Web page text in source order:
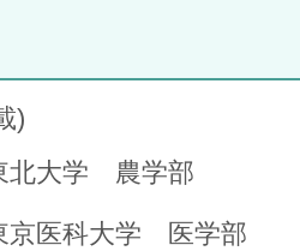
)
大学 農学部
医科大学 医学部